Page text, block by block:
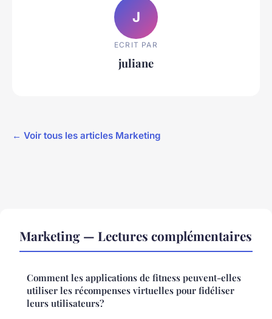
J
ECRIT PAR
juliane
← Voir tous les articles Marketing
Marketing — Lectures complémentaires
Comment les applications de fitness peuvent-elles
utiliser les récompenses virtuelles pour fidéliser
leurs utilisateurs?